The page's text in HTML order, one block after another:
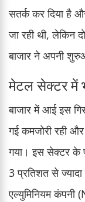
सतर्क कर दिया है
जा रही थी, लेकिन
बाजार ने अपनी
मेटल सेक्टर में
बाजार में आई इस
गई कमजोरी रही
गया। इस सेक्टर के
3 प्रतिशत से
एल्युमिनियम कंपनी